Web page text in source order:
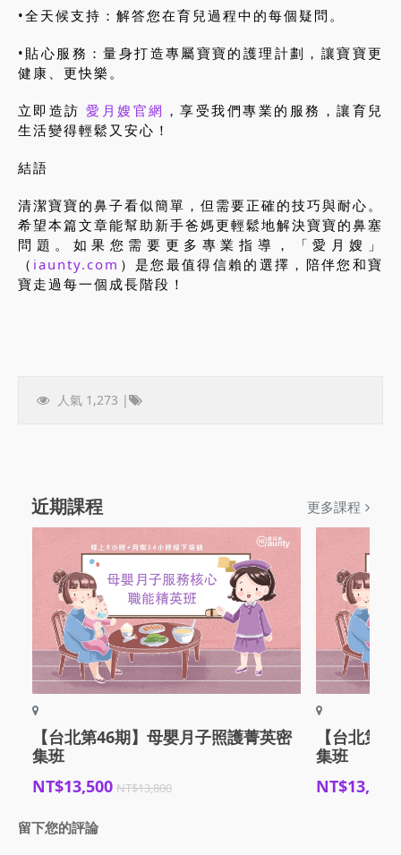
•全天候支持：解答您在育兒過程中的每個疑問。
•貼心服務：量身打造專屬寶寶的護理計劃，讓寶寶更
健康、更快樂。
立即造訪愛月嫂官網 ，享受我們專業的服務，讓育兒
生活變得輕鬆又安心！
結語
清潔寶寶的鼻子看似簡單，但需要正確的技巧與耐心。
希望本篇文章能幫助新手爸媽更輕鬆地解決寶寶的鼻塞
問題。如果您需要更多專業指導，「愛月嫂」
（ iaunty.com ）是您最值得信賴的選擇，陪伴您和寶
寶走過每一個成長階段！
人氣 1,273 |
近期課程 更多課程
【台北第46期】母嬰月子照護菁英密
集班
NT$13,500 NT$13,800
【台北第
集班
NT$13,500
留下您的評論